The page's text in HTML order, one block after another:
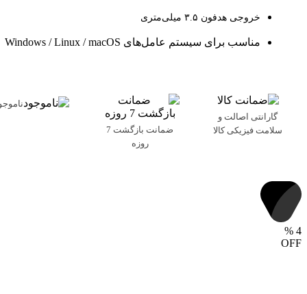
خروجی هدفون ۳.۵ میلی‌متری
مناسب برای سیستم عامل‌های Windows / Linux / macOS
گارانتی اصالت و
سلامت فیزیکی کالا
ضمانت بازگشت 7
روزه
4
%
OFF